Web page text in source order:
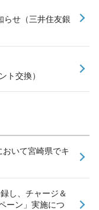
らせ（三井住友銀
ト交換）
いて宮崎県でキ
し、チャージ＆
ーン」実施につ